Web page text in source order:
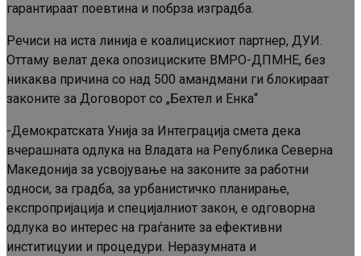
гарантираат поевтина и побрза изградба.
Речиси на иста линија е коалицискиот партнер, ДУИ.
Оттаму велат дека опозициските ВМРО-ДПМНЕ, без
никаква причина со над 500 амандмани ги блокираат
законите за Договорот со „Бехтел и Енка“
-Демократската Унија за Интеграција смета дека
вчерашната одлука на Владата на Република Северна
Македонија за усвојување на законите за работни
односи, за градба, за урбанистичко планирање,
експропријација и специјалниот закон, е одговорна
одлука во интерес на граѓаните за ефективни
инститицуии и процедури. Неразумната и